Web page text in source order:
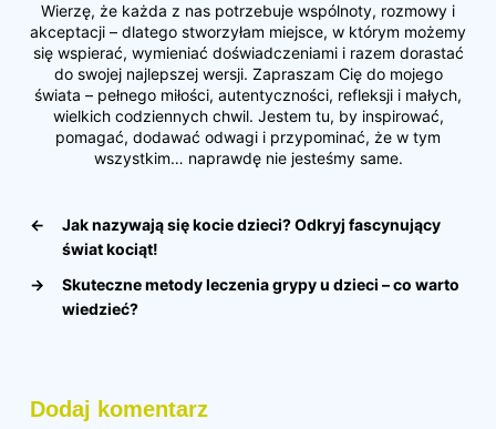
Wierzę, że każda z nas potrzebuje wspólnoty, rozmowy i
akceptacji – dlatego stworzyłam miejsce, w którym możemy
się wspierać, wymieniać doświadczeniami i razem dorastać
do swojej najlepszej wersji. Zapraszam Cię do mojego
świata – pełnego miłości, autentyczności, refleksji i małych,
wielkich codziennych chwil. Jestem tu, by inspirować,
pomagać, dodawać odwagi i przypominać, że w tym
wszystkim… naprawdę nie jesteśmy same.
←
Jak nazywają się kocie dzieci? Odkryj fascynujący
świat kociąt!
→
Skuteczne metody leczenia grypy u dzieci – co warto
wiedzieć?
Dodaj komentarz